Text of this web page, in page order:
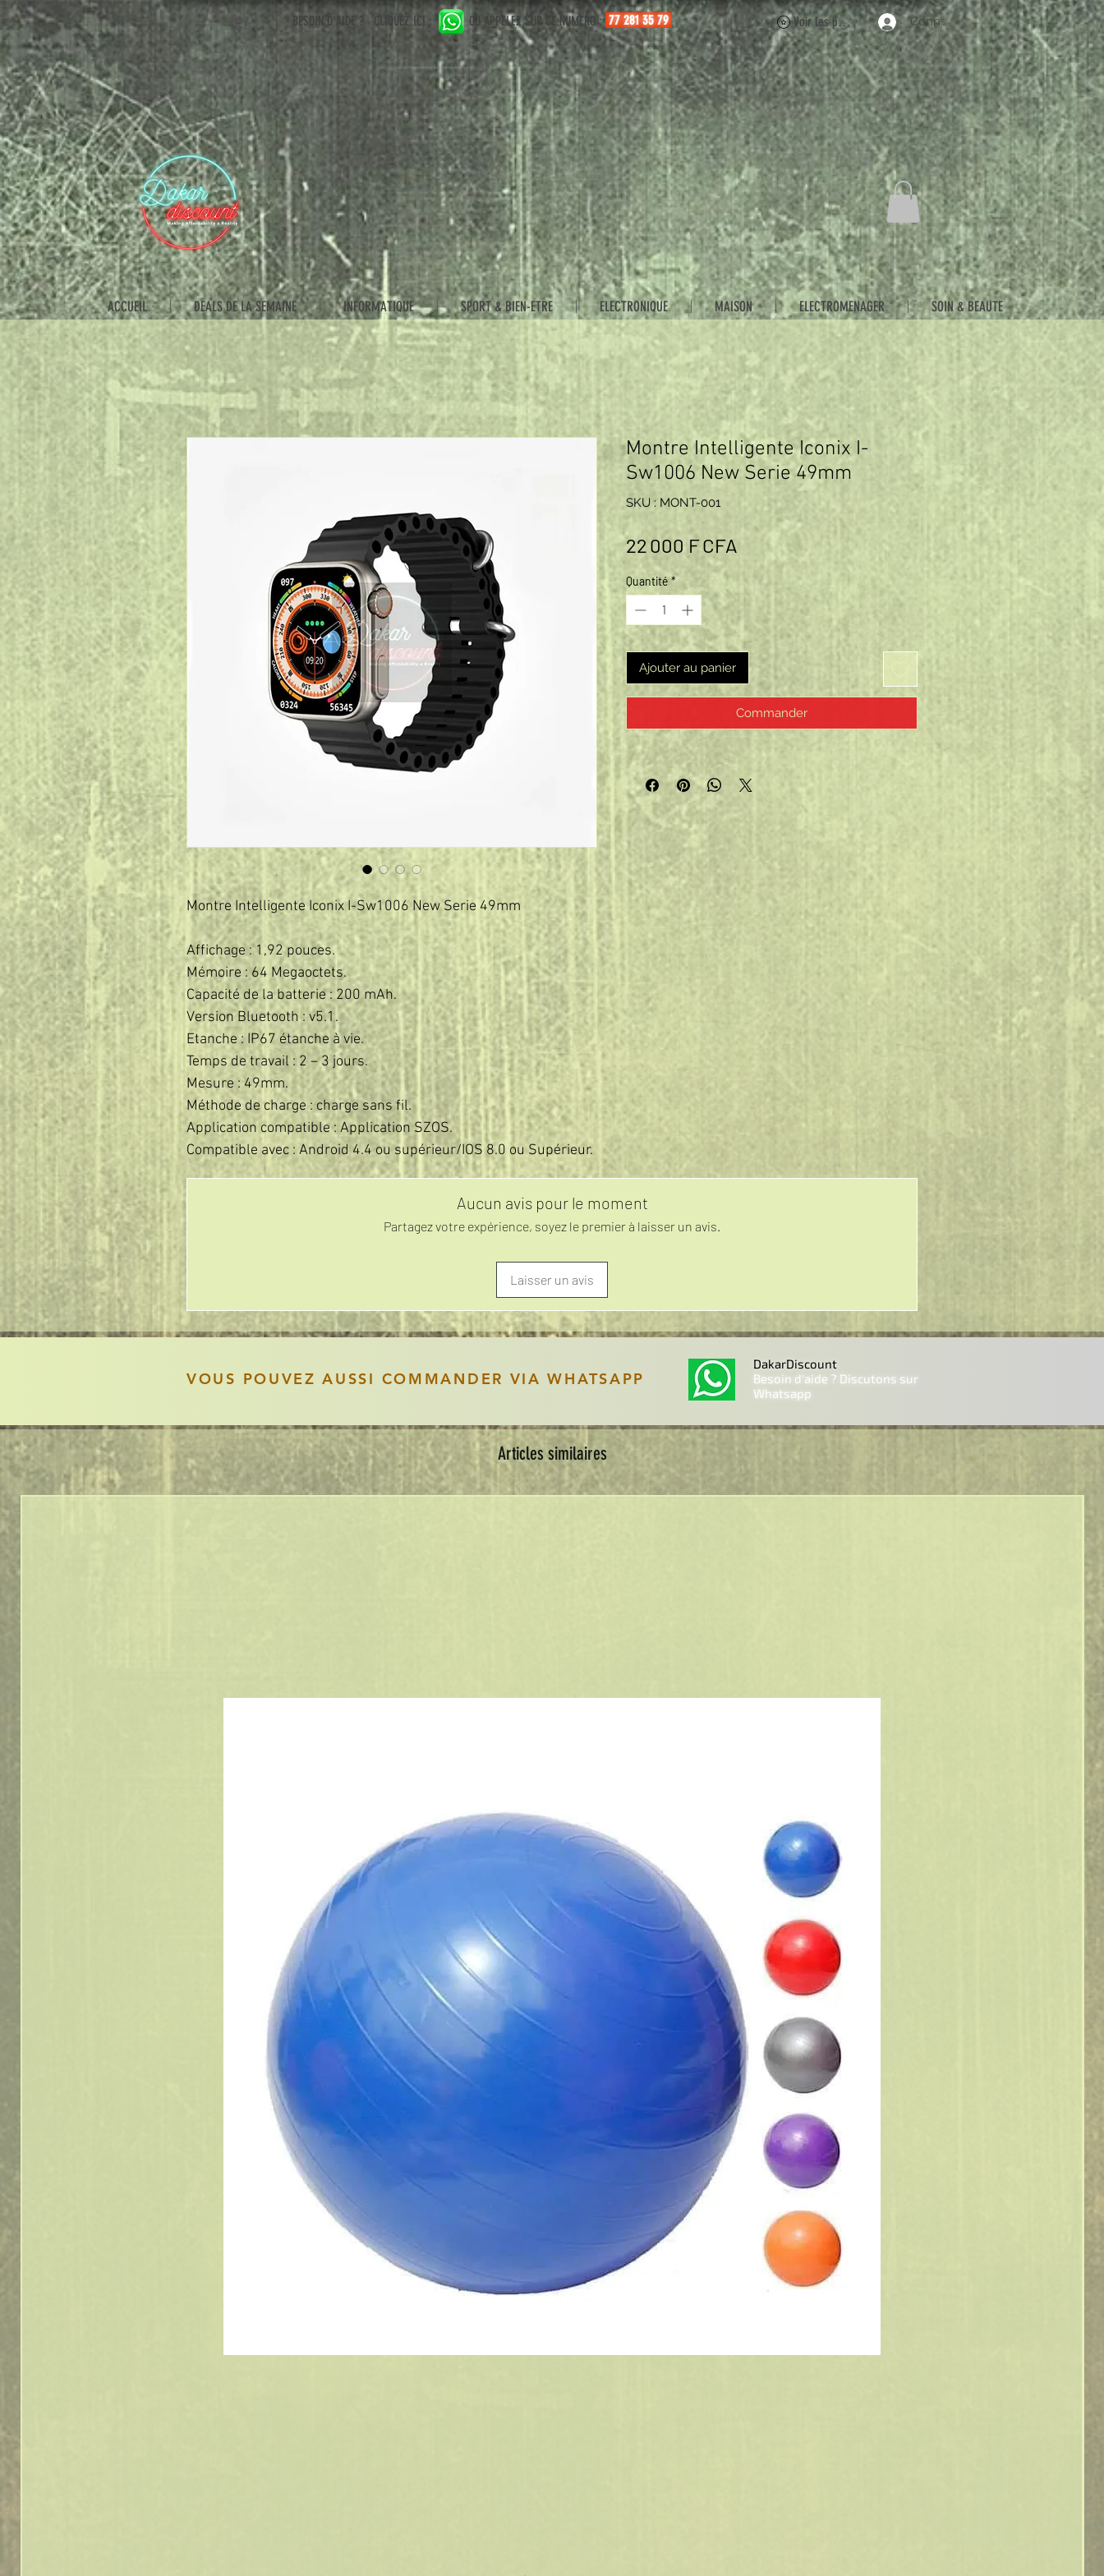
BESOIN D'AIDE ? Voir les points Connexion
CLIQUEZ ICI : OU APPELEZ SUR CE NUMERO : 77 281 35 79
ACCUEIL DEALS DE LA SEMAINE INFORMATIQUE SPORT & BIEN-ETRE ELECTRONIQUE MAISON ELECTROMENAGER SOIN & BEAUTE
Montre Intelligente Iconix I-Sw1006 New Serie 49mm
Affichage : 1,92 pouces.
Mémoire : 64 Megaoctets.
Capacité de la batterie : 200 mAh.
Version Bluetooth : v5.1.
Etanche : IP67 étanche à vie.
Temps de travail : 2 – 3 jours.
Mesure : 49mm.
Méthode de charge : charge sans fil.
Application compatible : Application SZOS.
Compatible avec : Android 4.4 ou supérieur/IOS 8.0 ou Supérieur.
Montre Intelligente Iconix I-
Sw1006 New Serie 49mm
SKU : MONT-001
22 000 F CFAPrix
Quantité *
Ajouter au panier
Commander
Aucun avis pour le moment
Partagez votre expérience, soyez le premier à laisser un avis.
Laisser un avis
VOUS POUVEZ AUSSI COMMANDER VIA WHATSAPP
DakarDiscount
Besoin d'aide ? Discutons sur
Whatsapp
Articles similaires